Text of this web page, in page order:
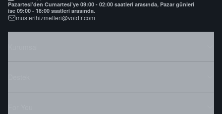
Pazartesi’den Cumartesi’ye 09:00 - 02:00 saatleri arasında, Pazar günleri
ise 09:00 - 18:00 saatleri arasında.
musterihizmetleri@voidtr.com